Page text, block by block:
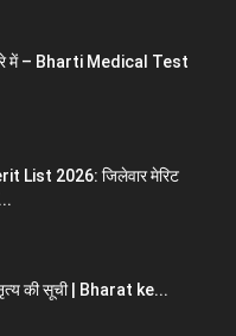
में – Bharti Medical Test
List 2026: जिलेवार मेरिट
की सूची | Bharat ke...